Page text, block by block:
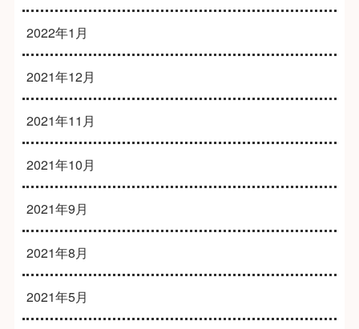
2022年1月
2021年12月
2021年11月
2021年10月
2021年9月
2021年8月
2021年5月